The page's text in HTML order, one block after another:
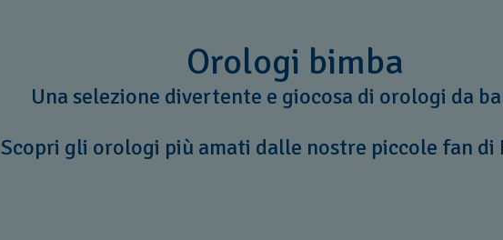
Orologi bimba
Una selezione divertente e giocosa di orologi da
Scopri gli orologi più amati dalle nostre piccole fan di